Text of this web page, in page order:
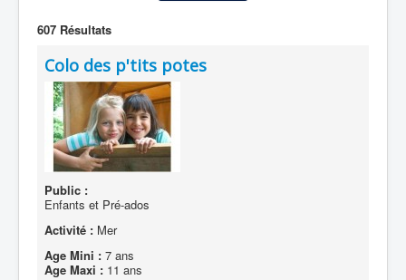
607 Résultats
Colo des p'tits potes
Public :
Enfants et Pré-ados
Activité : Mer
Age Mini : 7 ans
Age Maxi : 11 ans